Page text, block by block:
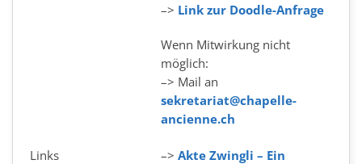
–> Link zur Doodle-Anfrage
Wenn Mitwirkung nicht
möglich:
–> Mail an
sekretariat@chapelle-
ancienne.ch
Links –> Akte Zwingli – Ein